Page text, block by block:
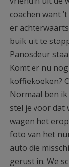
coachen want
er
buik uit te
Panosdeur
Komt er nu
koffiekoeken?
Normaal ben
stel je voor dat
wagen het
foto van het
auto die
gerust in. We